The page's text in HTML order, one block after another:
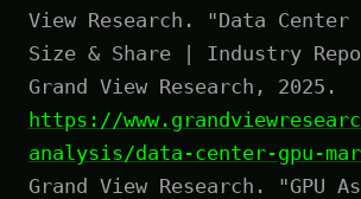
View Research. "Data Center
Size & Share | Industry
Grand View Research, 2025.
https://
analysis/data-center-gpu-
Grand View Research. "GPU